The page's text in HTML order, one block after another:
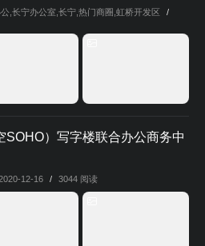
长宁办公室 长宁 热门商圈 虹桥开发区
/
SOHO）写字楼联合办公商务中
12-16 / 3044 阅读